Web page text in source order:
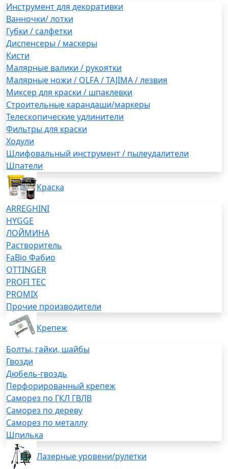
Инструмент для декоративки
Ванночки/ лотки
Губки / салфетки
Диспенсеры / маскеры
Кисти
Малярные валики / рукоятки
Малярные ножи / OLFA / TAJIMA / лезвия
Миксер для краски / шпаклевки
Строительные карандаши/маркеры
Телескопические удлинители
Фильтры для краски
Ходули
Шлифовальный инструмент / пылеудалители
Шпатели
Краска
ARREGHINI
HYGGE
ЛОЙМИНА
Растворитель
FaBio Фабио
OTTINGER
PROFI TEC
PROMIX
Прочие производители
Крепеж
Болты, гайки, шайбы
Гвозди
Дюбель-гвоздь
Перфорированный крепеж
Саморез по ГКЛ ГВЛВ
Саморез по дереву
Саморез по металлу
Шпилька
Лазерные уровени/рулетки